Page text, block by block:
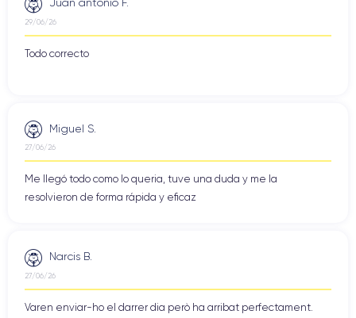
29/06/26
Todo correcto
Miguel S.
27/06/26
Me llegó todo como lo queria, tuve una duda y me la
resolvieron de forma rápida y eficaz
Narcis B.
27/06/26
Varen enviar-ho el darrer dia però ha arribat perfectament.